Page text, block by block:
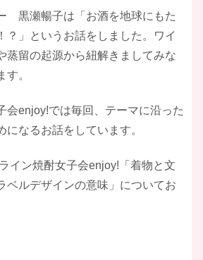
黒瀬暢子は「お酒を地球にもた
？」というお話をしました。ワイ
蒸留の起源から紐解きましてみな
す。
会enjoy!では毎回、テーマに沿った
になるお話をしています。
イン焼酎女子会enjoy!「着物と文
ベルデザインの意味」についてお